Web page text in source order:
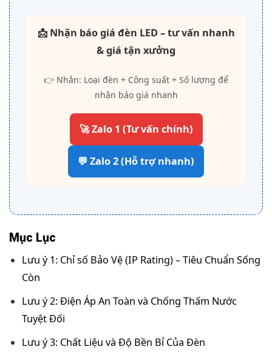
📩 Nhận báo giá đèn LED – tư vấn nhanh
& giá tận xưởng
👉 Nhắn: Loại đèn + Công suất + Số lượng để
nhận báo giá nhanh
🚀 Zalo 1 (Tư vấn chính)
💬 Zalo 2 (Hỗ trợ nhanh)
Mục Lục
Lưu ý 1: Chỉ số Bảo Vệ (IP Rating) – Tiêu Chuẩn Sống
Còn
Lưu ý 2: Điện Áp An Toàn và Chống Thấm Nước
Tuyệt Đối
Lưu ý 3: Chất Liệu và Độ Bền Bỉ Của Đèn